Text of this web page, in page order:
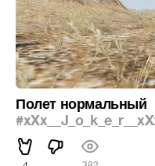
Полет нормальный